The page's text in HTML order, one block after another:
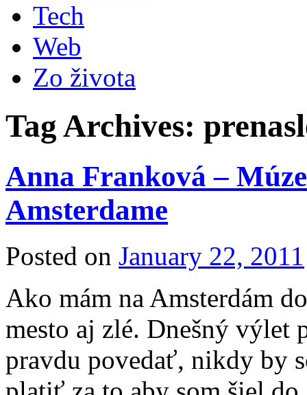
Tech
Web
Zo života
Tag Archives:
Anna Franková –
Amsterdame
Posted on January 22, 2011
Ako mám na Amsterdám
mesto aj zlé. Dnešný výlet
pravdu povedať, nikdy by